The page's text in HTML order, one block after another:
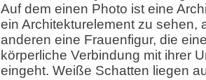
Auf dem einen Photo ist eine
ein Architekturelement zu sehen,
anderen eine Frauenfigur, die
körperliche Verbindung mit ihrer
eingeht. Weiße Schatten liegen